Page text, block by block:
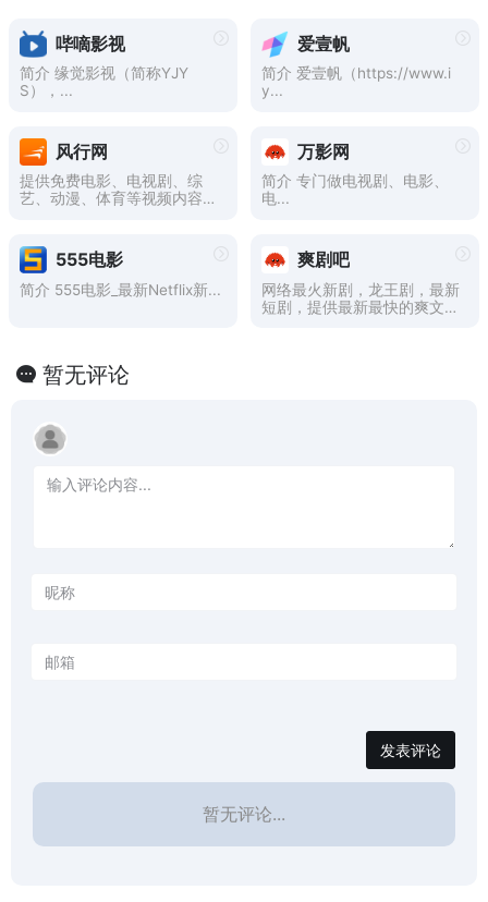
哔嘀影视
简介 缘觉影视（简称YJY
S），...
爱壹帆
简介 爱壹帆（https://www.i
y...
风行网
提供免费电影、电视剧、综
艺、动漫、体育等视频内容的
牌客户开设了官方视频服务账
号，通过大数据分析与个性推
荐订阅技术，实现海量独家内
容与用户个性需求即时匹配。
万影网
简介 专门做电视剧、电影、
电...
555电影
简介 555电影_最新Netflix新...
爽剧吧
网络最火新剧，龙王剧，最新
短剧，提供最新最快的爽文短
暂无评论
发表评论
暂无评论...